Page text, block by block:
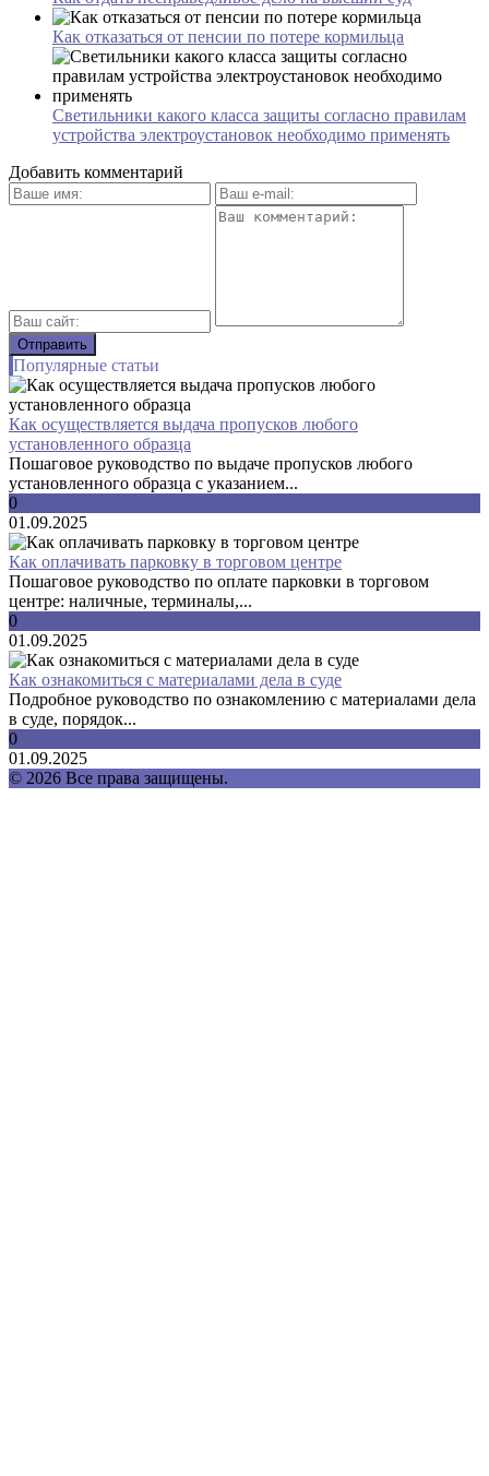
Как отказаться от пенсии по потере кормильца
Светильники какого класса защиты согласно правилам
устройства электроустановок необходимо применять
Добавить комментарий
Популярные статьи
Как осуществляется выдача пропусков любого
установленного образца
Пошаговое руководство по выдаче пропусков любого
установленного образца с указанием...
0
01.09.2025
Как оплачивать парковку в торговом центре
Пошаговое руководство по оплате парковки в торговом
центре: наличные, терминалы,...
0
01.09.2025
Как ознакомиться с материалами дела в суде
Подробное руководство по ознакомлению с материалами дела
в суде, порядок...
0
01.09.2025
© 2026 Все права защищены.